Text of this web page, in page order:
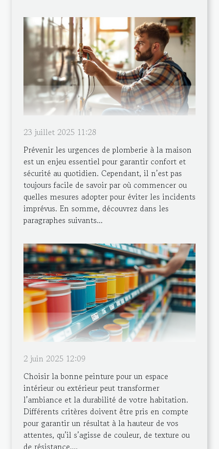
23 juillet 2025 11:28
Prévenir les urgences de plomberie à la maison
est un enjeu essentiel pour garantir confort et
sécurité au quotidien. Cependant, il n’est pas
toujours facile de savoir par où commencer ou
quelles mesures adopter pour éviter les incidents
imprévus. En somme, découvrez dans les
paragraphes suivants...
2 juin 2025 12:09
Choisir la bonne peinture pour un espace
intérieur ou extérieur peut transformer
l’ambiance et la durabilité de votre habitation.
Différents critères doivent être pris en compte
pour garantir un résultat à la hauteur de vos
attentes, qu’il s’agisse de couleur, de texture ou
de résistance....